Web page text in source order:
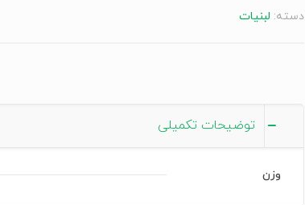
دسته: لبنیات
توضیحات تکمیلی
وزن